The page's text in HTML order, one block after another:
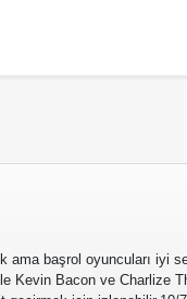
ama başrol oyuncuları iyi
Kevin Bacon ve Charlize